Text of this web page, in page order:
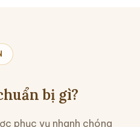
bị gì?
phục vụ nhanh chóng